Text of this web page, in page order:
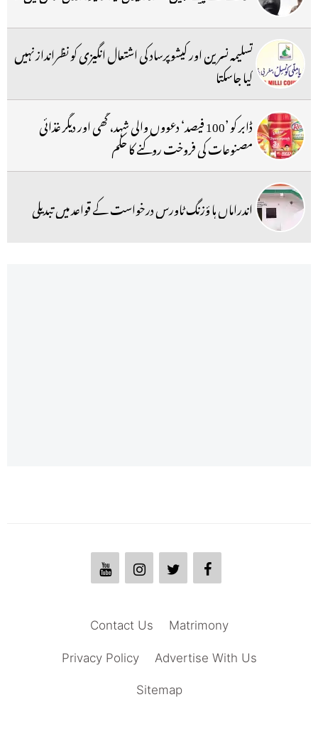
تسلیمہ نسرین اور کیشوپرساد کی اشتعال انگیزی کو نظرانداز نہیں
کیا جاسکتا
ڈابر کو ’100 فیصد‘ دعووں والی شہد، گھی اور دیگر غذائی
مصنوعات کی فروخت روکنے کا حکم
اندراماں ہا ؤزنگ ٹاورس درخواست کے قواعد میں تبدیلی
Matrimony
Contact Us
Advertise With Us
Privacy Policy
Sitemap